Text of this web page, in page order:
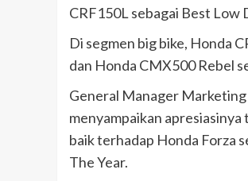
CRF150L sebagai Best Low
Di segmen big bike, Honda
dan Honda CMX500 Rebel
General Manager
menyampaikan
baik terhadap Honda Forza
The Year.